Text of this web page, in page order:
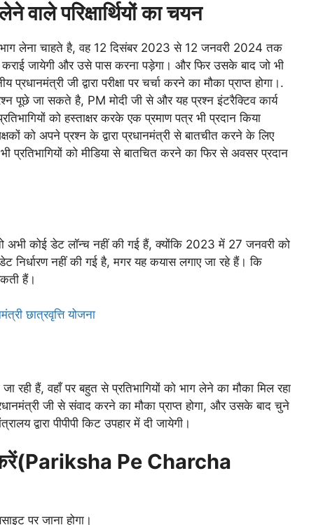
वाले परिक्षार्थियों का चयन
भाग लेना चाहते है, वह 12 दिसंबर 2023 से 12 जनवरी 2024 तक
जायेगी और उसे पास करना पड़ेगा। और फिर उसके बाद जो भी
जी द्वारा परीक्षा पर चर्चा करने का मौका प्राप्त होगा।.
पूछे जा सकते है, PM मोदी जी से और यह प्रश्न इंटरैक्टिव कार्य
को हस्ताक्षर करके एक प्रमाण पत्र भी प्रदान किया
को अपने प्रश्न के द्वारा प्रधानमंत्री से बातचीत करने के लिए
प्रतिभागियों को मीडिया से बातचित करने का फिर से अवसर प्रदान
अभी कोई डेट लॉन्च नहीं की गई हैं, क्योंकि 2023 में 27 जनवरी को
निर्धारण नहीं की गई है, मगर यह कयास लगाए जा रहे हैं। कि
हैं।
छात्रवृत्ति योजना
हैं, वहाँ पर बहुत से प्रतिभागियों को भाग लेने का मौका मिल रहा
जी से संवाद करने का मौका प्राप्त होगा, और उसके बाद चुने
द्वारा पीपीपी किट उपहार में दी जायेगी।
करें(Pariksha Pe Charcha
पर जाना होगा।